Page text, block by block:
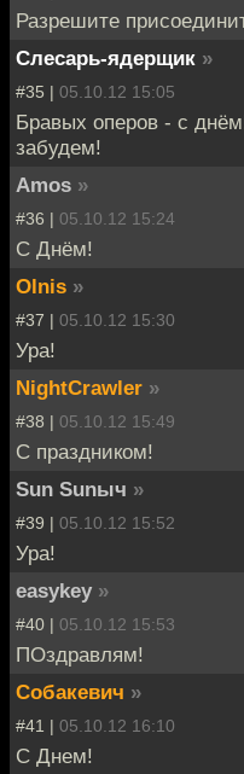
Разрешите
Слесарь-ядерщик »
#35 | 05.10.12 15:05
Бравых оперов - с
забудем!
Amos »
#36 | 05.10.12 15:24
C Днём!
Olnis »
#37 | 05.10.12 15:30
Ура!
NightCrawler »
#38 | 05.10.12 15:49
C праздником!
Sun Sunыч »
#39 | 05.10.12 15:52
Ура!
easykey »
#40 | 05.10.12 15:53
ПОздравлям!
Собакевич »
#41 | 05.10.12 16:10
С Днем!